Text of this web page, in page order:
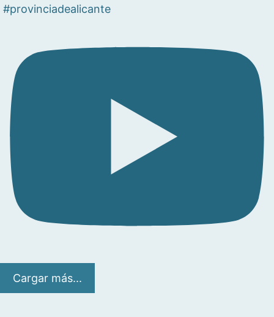
#provinciadealicante
Cargar más...